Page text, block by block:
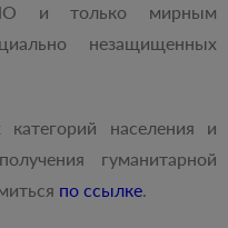
и только мирным
незащищенных
населения и
гуманитарной
по ссылке.